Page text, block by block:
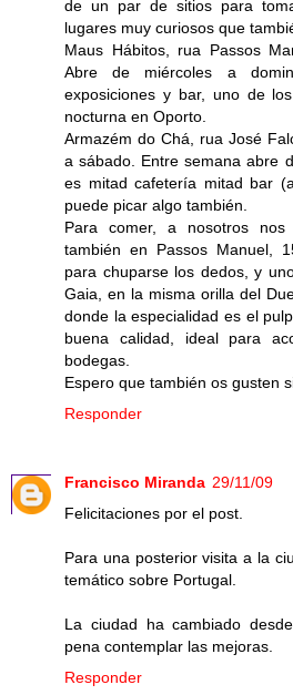
de un par de sitios para
lugares muy curiosos que
Maus Hábitos, rua Passos
Abre de miércoles a
exposiciones y bar, uno de
nocturna en Oporto.
Armazém do Chá, rua José
a sábado. Entre semana abre
es mitad cafetería mitad bar
puede picar algo también.
Para comer, a nosotros nos
también en Passos Manuel,
para chuparse los dedos, y
Gaia, en la misma orilla del
donde la especialidad es el
buena calidad, ideal para
bodegas.
Espero que también os gusten
Responder
Francisco Miranda 29/11/09
Felicitaciones por el post.
Para una posterior visita a la
temático sobre Portugal.
La ciudad ha cambiado
pena contemplar las mejoras.
Responder